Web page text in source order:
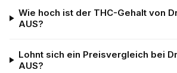
Wie hoch ist der THC-Gehalt von
AUS?
Lohnt sich ein Preisvergleich bei
AUS?